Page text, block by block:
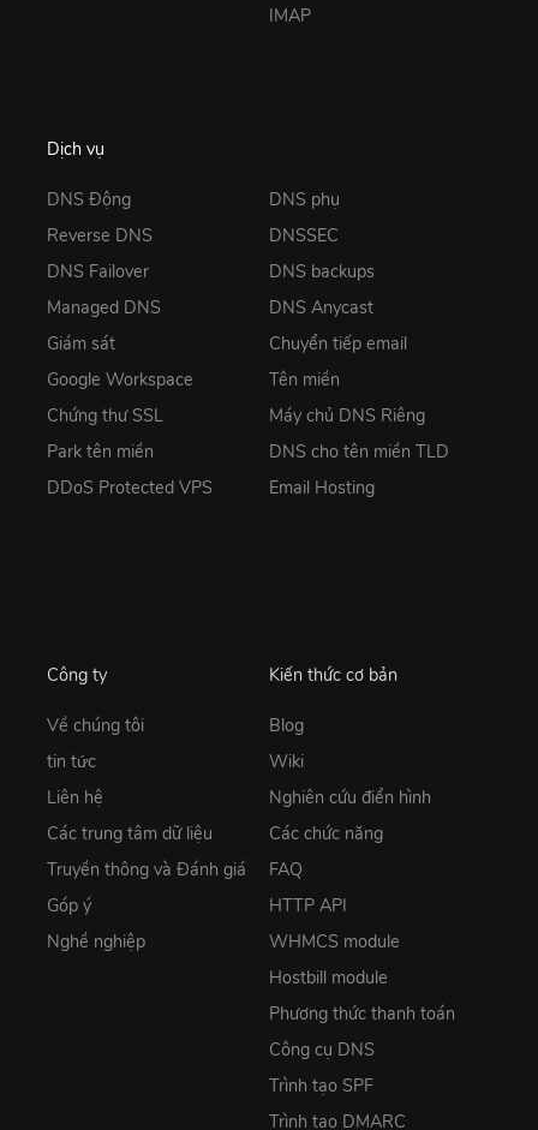
IMAP
Dịch vụ
DNS Động
Reverse DNS
DNS Failover
Managed DNS
Giám sát
Google Workspace
Chứng thư SSL
Park tên miền
DDoS Protected VPS
DNS phụ
DNSSEC
DNS backups
DNS Anycast
Chuyển tiếp email
Tên miền
Máy chủ DNS Riêng
DNS cho tên miền TLD
Email Hosting
Công ty
Về chúng tôi
tin tức
Liên hệ
Các trung tâm dữ liệu
Truyền thông và Đánh giá
Góp ý
Nghề nghiệp
Kiến thức cơ bản
Blog
Wiki
Nghiên cứu điển hình
Các chức năng
FAQ
HTTP API
WHMCS module
Hostbill module
Phương thức thanh toán
Công cụ DNS
Trình tạo SPF
Trình tạo DMARC